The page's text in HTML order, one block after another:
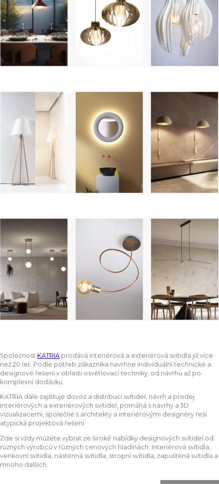
Společnost KATRIA prodává interiérová a exteriérová svítidla již více
než 20 let. Podle potřeb zákazníka navrhne individuální technické a
designové řešení v oblasti osvětlovací techniky, od návrhu až po
komplexní dodávku.
KATRIA dále zajišťuje dovoz a distribuci svítidel, návrh a prodej
interiérových a exteriérových svítidel, pomáhá s návrhy a 3D
vizualizacemi, společně s architekty a interiérovými designéry řeší
atypická projektová řešení.
Zde si vždy můžete vybrat ze široké nabídky designových svítidel od
různých výrobců v různých cenových hladinách. Interiérová svítidla,
venkovní svítidla, nástěnná svítidla, stropní svítidla, zapuštěná svítidla a
mnoho dalších.